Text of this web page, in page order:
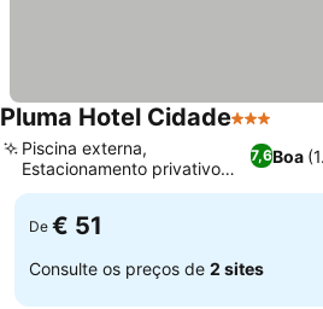
Pluma Hotel Cidade3 Estrelas
7,6Boa
Piscina externa,
Estacionamento privativo
seguro
De € 51
Consulte os preços de 2 sites